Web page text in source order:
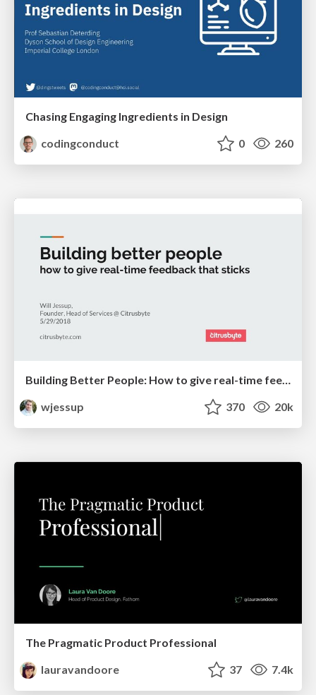
Chasing Engaging Ingredients in Design
codingconduct
0 260
Building Better People: How to give real-time feedback that sticks.
wjessup
370 20k
The Pragmatic Product Professional
lauravandoore
37 7.4k